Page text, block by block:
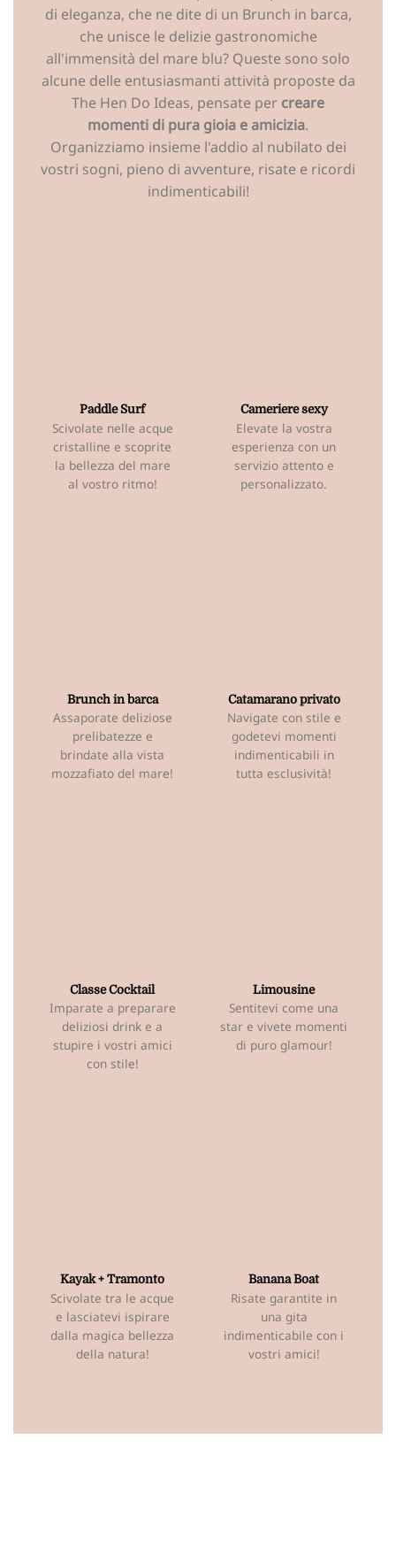
di eleganza, che ne dite di un Brunch in barca,
che unisce le delizie gastronomiche
all'immensità del mare blu? Queste sono solo
alcune delle entusiasmanti attività proposte da
The Hen Do Ideas, pensate per creare
momenti di pura gioia e amicizia.
Organizziamo insieme l'addio al nubilato dei
vostri sogni, pieno di avventure, risate e ricordi
indimenticabili!
Paddle Surf
Scivolate nelle acque
cristalline e scoprite
la bellezza del mare
al vostro ritmo!
Cameriere sexy
Elevate la vostra
esperienza con un
servizio attento e
personalizzato.
Brunch in barca
Assaporate deliziose
prelibatezze e
brindate alla vista
mozzafiato del mare!
Catamarano privato
Navigate con stile e
godetevi momenti
indimenticabili in
tutta esclusività!
Classe Cocktail
Imparate a preparare
deliziosi drink e a
stupire i vostri amici
con stile!
Limousine
Sentitevi come una
star e vivete momenti
di puro glamour!
Kayak + Tramonto
Scivolate tra le acque
e lasciatevi ispirare
dalla magica bellezza
della natura!
Banana Boat
Risate garantite in
una gita
indimenticabile con i
vostri amici!